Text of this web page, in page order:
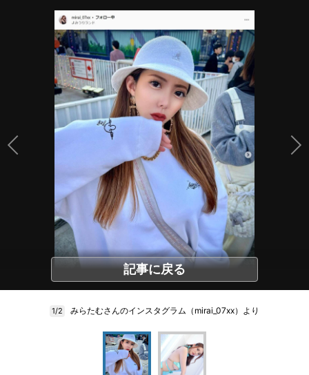
記事に戻る
1/2 みらたむさんのインスタグラム（mirai_07xx）より